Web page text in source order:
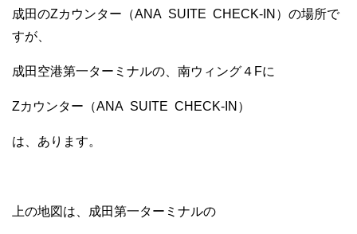
成田のZカウンター（ANA SUITE CHECK-IN）の場所で
すが、
成田空港第一ターミナルの、南ウィング４Fに
Zカウンター（ANA SUITE CHECK-IN）
は、あります。
上の地図は、成田第一ターミナルの